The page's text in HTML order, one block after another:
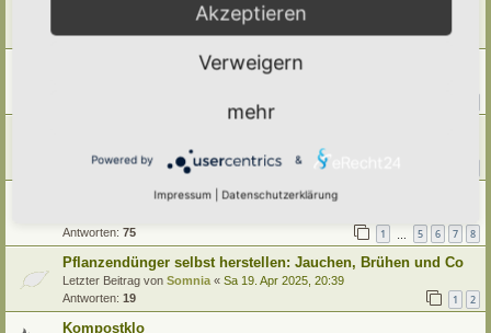
Alma«Do 2. Okt 2025, 16:34
Antworten:7
Fermentierung / Silage
Ann1981
Mo 16. Jun 2025, 18:39
Antworten:11
"EM versus Heimische Microorganismen? "
Antworten: 75 1 5 6 7 8
Pflanzendünger selbst herstellen: Jauchen, Brühen und Co
Letzter Beitrag von Somnia « Sa 19. Apr 2025, 20:39
Antworten: 19 1 2
Kompostklo
Akzeptieren
Verweigern
mehr
Powered by &
Impressum Datenschutzerklärung